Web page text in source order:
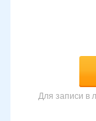
Для записи в